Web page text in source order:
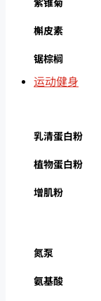
紫锥菊
槲皮素
锯棕榈
运动健身
乳清蛋白粉
植物蛋白粉
增肌粉
氮泵
氨基酸